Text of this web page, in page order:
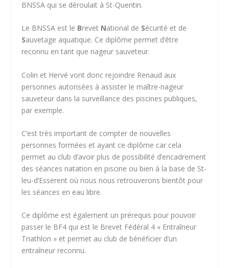
BNSSA qui se déroulait à St-Quentin.
Le BNSSA est le Brevet National de Sécurité et de
Sauvetage aquatique. Ce diplôme permet d’être
reconnu en tant que nageur sauveteur.
Colin et Hervé vont donc rejoindre Renaud aux
personnes autorisées à assister le maître-nageur
sauveteur dans la surveillance des piscines publiques,
par exemple.
C’est très important de compter de nouvelles
personnes formées et ayant ce diplôme car cela
permet au club d’avoir plus de possibilité d’encadrement
des séances natation en piscine ou bien à la base de St-
leu-d’Esserent où nous nous retrouverons bientôt pour
les séances en eau libre.
Ce diplôme est également un prérequis pour pouvoir
passer le BF4 qui est le Brevet Fédéral 4 « Entraîneur
Triathlon » et permet au club de bénéficier d’un
entraîneur reconnu.